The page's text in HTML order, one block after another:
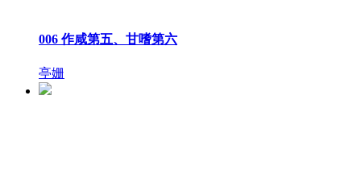
006 作咸第五、甘嗜第六
亭姗